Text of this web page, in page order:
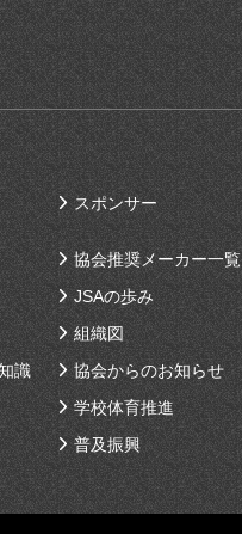
スポンサー
協会推奨メーカー一覧
JSAの歩み
組織図
識
協会からのお知らせ
学校体育推進
普及振興